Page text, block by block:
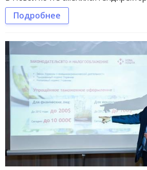
Подробнее